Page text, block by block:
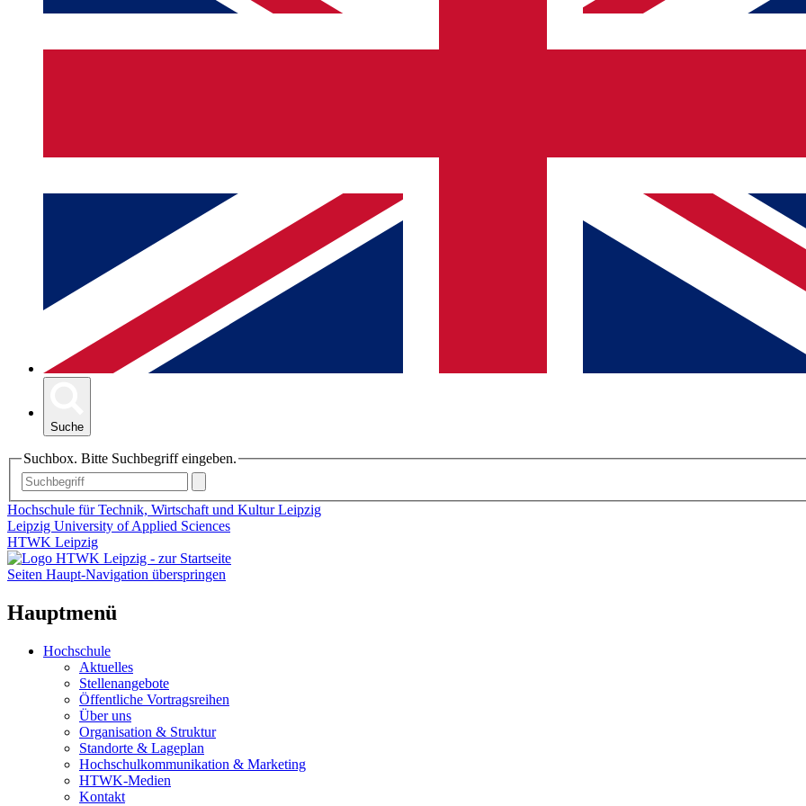
Suche
Suchbox. Bitte Suchbegriff eingeben.
Hochschule für Technik, Wirtschaft und Kultur Leipzig
Leipzig University of Applied Sciences
HTWK Leipzig
Seiten Haupt-Navigation überspringen
Hauptmenü
Hochschule
Aktuelles
Stellenangebote
Öffentliche Vortragsreihen
Über uns
Organisation & Struktur
Standorte & Lageplan
Hochschulkommunikation & Marketing
HTWK-Medien
Kontakt